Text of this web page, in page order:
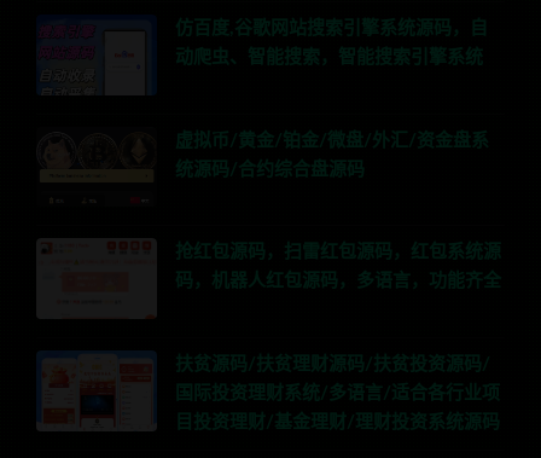
仿百度,谷歌网站搜索引擎系统源码，自
动爬虫、智能搜索，智能搜索引擎系统
虚拟币/黄金/铂金/微盘/外汇/资金盘系
统源码/合约综合盘源码
抢红包源码，扫雷红包源码，红包系统源
码，机器人红包源码，多语言，功能齐全
扶贫源码/扶贫理财源码/扶贫投资源码/
国际投资理财系统/多语言/适合各行业项
目投资理财/基金理财/理财投资系统源码